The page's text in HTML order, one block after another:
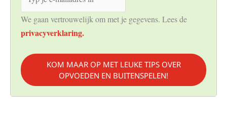
We gaan vertrouwelijk om met je gegevens. Lees de
privacyverklaring.
KOM MAAR OP MET LEUKE TIPS OVER
OPVOEDEN EN BUITENSPELEN!